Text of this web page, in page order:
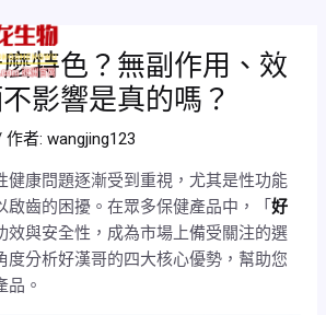
特色？無副作用、效
影響是真的嗎？
作者:wangjing123
健康問題逐漸受到重視，尤其是性功能
啟齒的困擾。在眾多保健產品中，「好
效與安全性，成為市場上備受關注的選
度分析好漢哥的四大核心優勢，幫助您
品。